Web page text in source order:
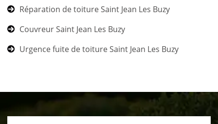
Réparation de toiture Saint Jean Les Buzy
Couvreur Saint Jean Les Buzy
Urgence fuite de toiture Saint Jean Les Buzy